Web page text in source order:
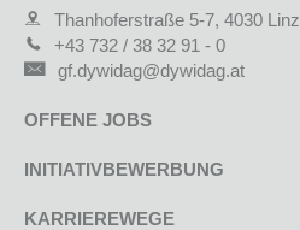
Thanhoferstraße 5-7, 4030 Linz
+43 732 / 38 32 91 - 0
gf.dywidag@dywidag.at
OFFENE JOBS
INITIATIVBEWERBUNG
KARRIEREWEGE